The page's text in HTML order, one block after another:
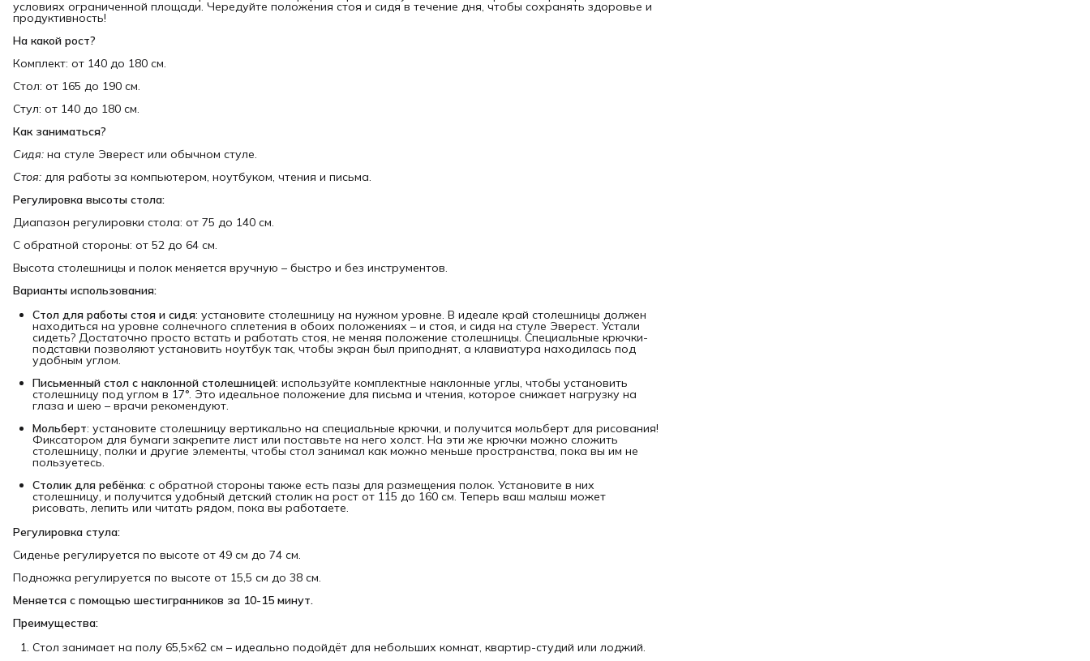
Письменный стол с наклонной столешницей: используйте
Подножка регулируется по высоте от 15,5 см до 38 см.
Меняется с помощью шестигранников за 10-15 минут.
небольших комнат, квартир-студий или лоджий.
На столешницу можно опираться – она не упадёт и не
сломается. Каждая полка выдерживает вес до 20 кг.
разместить ноутбук и мышь или записи. Локти удобно
располагаются на столешнице.
наушники, кабели и другие мелочи, сохраняя рабочее
пространство организованным.
Эргономичный стул: регулируемая высота сиденья и
Польза для здоровья: чередование работы стоя и сидя
снимает нагрузку на позвоночник, укрепляет мышцы спины и
условиях ограниченной площади. Чередуйте положения стоя и сидя в течение дня, чтобы сохранять здоровье и
продуктивность!
На какой рост?
Комплект: от 140 до 180 см.
Стол: от 165 до 190 см.
Стул: от 140 до 180 см.
Как заниматься?
Сидя: на стуле Эверест или обычном стуле.
Стоя: для работы за компьютером, ноутбуком, чтения и письма.
Регулировка высоты стола:
Диапазон регулировки стола: от 75 до 140 см.
С обратной стороны: от 52 до 64 см.
Высота столешницы и полок меняется вручную – быстро и без инструментов.
Варианты использования:
Стол для работы стоя и сидя: установите столешницу на нужном уровне. В идеале край столешницы должен
находиться на уровне солнечного сплетения в обоих положениях – и стоя, и сидя на стуле Эверест. Устали
сидеть? Достаточно просто встать и работать стоя, не меняя положение столешницы. Специальные крючки-
подставки позволяют установить ноутбук так, чтобы экран был приподнят, а клавиатура находилась под
удобным углом.
Письменный стол с наклонной столешницей: используйте комплектные наклонные углы, чтобы установить
столешницу под углом в 17°. Это идеальное положение для письма и чтения, которое снижает нагрузку на
глаза и шею – врачи рекомендуют.
Мольберт: установите столешницу вертикально на специальные крючки, и получится мольберт для рисования!
Фиксатором для бумаги закрепите лист или поставьте на него холст. На эти же крючки можно сложить
столешницу, полки и другие элементы, чтобы стол занимал как можно меньше пространства, пока вы им не
пользуетесь.
Столик для ребёнка: с обратной стороны также есть пазы для размещения полок. Установите в них
столешницу, и получится удобный детский столик на рост от 115 до 160 см. Теперь ваш малыш может
рисовать, лепить или читать рядом, пока вы работаете.
Регулировка стула:
Сиденье регулируется по высоте от 49 см до 74 см.
Подножка регулируется по высоте от 15,5 см до 38 см.
Меняется с помощью шестигранников за 10-15 минут.
Преимущества:
Стол занимает на полу 65,5×62 см – идеально подойдёт для небольших комнат, квартир-студий или лоджий.